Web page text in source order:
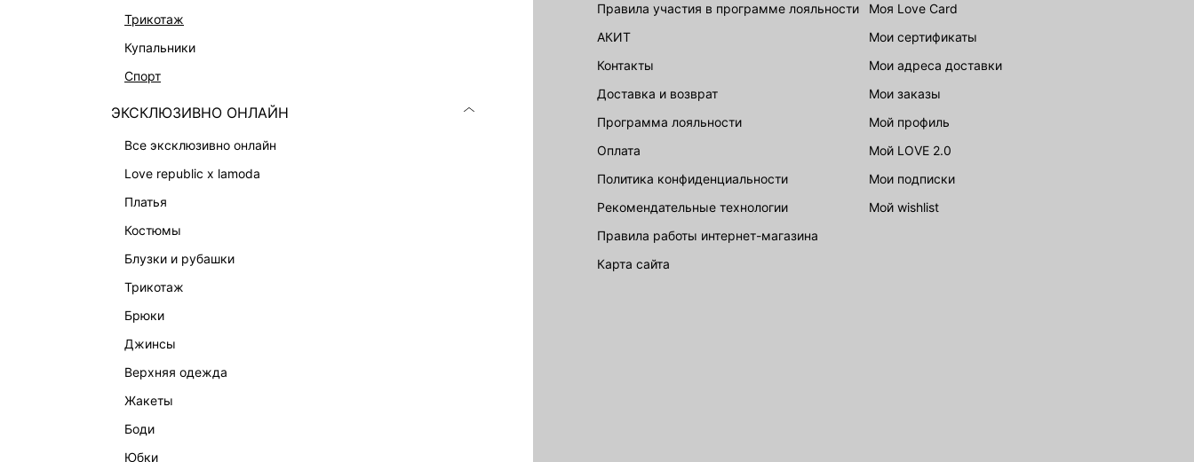
трикотаж
купальники
спорт
ЭКСКЛЮЗИВНО ОНЛАЙН
все эксклюзивно онлайн
love republic x lamoda
платья
костюмы
блузки и рубашки
трикотаж
брюки
джинсы
верхняя одежда
жакеты
боди
юбки
ЭКСКЛЮЗИВНО ОНЛАЙН
АКСЕССУАРЫ И УКРАШЕНИЯ
ФИНАЛЬНАЯ РАСПРОДАЖА
ПОДАРОЧНЫЕ СЕРТИФИКАТЫ
БАЛЬЗАМЫ-ТИНТЫ
ЛИМИТИРОВАННЫЕ КОЛЛЕКЦИИ
КАПСУЛЬНЫЙ ГАРДЕРОБ
Правила участия в программе лояльности
АКИТ
Контакты
Доставка и возврат
Программа лояльности
Оплата
Политика конфиденциальности
Рекомендательные технологии
Правила работы интернет-магазина
карта сайта
Моя Love Card
Мои сертификаты
Мои адреса доставки
Мои заказы
Мой профиль
Мой LOVE 2.0
Мои подписки
Мой wishlist